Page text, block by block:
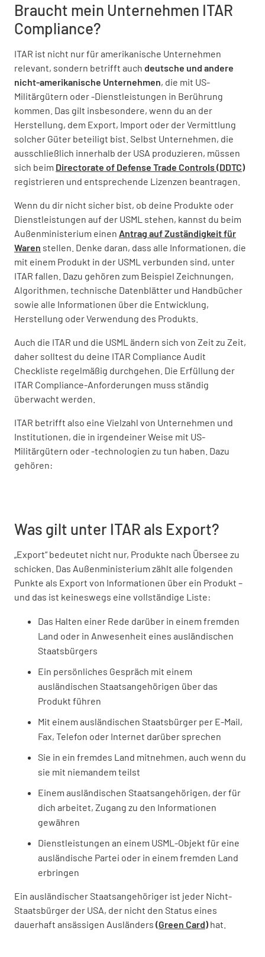
Braucht mein Unternehmen ITAR
Compliance?
ITAR ist nicht nur für amerikanische Unternehmen
relevant, sondern betrifft auch deutsche und andere
nicht-amerikanische Unternehmen, die mit US-
Militärgütern oder -Dienstleistungen in Berührung
kommen. Das gilt insbesondere, wenn du an der
Herstellung, dem Export, Import oder der Vermittlung
solcher Güter beteiligt bist. Selbst Unternehmen, die
ausschließlich innerhalb der USA produzieren, müssen
sich beim Directorate of Defense Trade Controls (DDTC)
registrieren und entsprechende Lizenzen beantragen.
Wenn du dir nicht sicher bist, ob deine Produkte oder
Dienstleistungen auf der USML stehen, kannst du beim
Außenministerium einen Antrag auf Zuständigkeit für
Waren stellen. Denke daran, dass alle Informationen, die
mit einem Produkt in der USML verbunden sind, unter
ITAR fallen. Dazu gehören zum Beispiel Zeichnungen,
Algorithmen, technische Datenblätter und Handbücher
sowie alle Informationen über die Entwicklung,
Herstellung oder Verwendung des Produkts.
Auch die ITAR und die USML ändern sich von Zeit zu Zeit,
daher solltest du deine ITAR Compliance Audit
Checkliste regelmäßig durchgehen. Die Erfüllung der
ITAR Compliance-Anforderungen muss ständig
überwacht werden.
ITAR betrifft also eine Vielzahl von Unternehmen und
Institutionen, die in irgendeiner Weise mit US-
Militärgütern oder -technologien zu tun haben. Dazu
gehören:
Was gilt unter ITAR als Export?
„Export“ bedeutet nicht nur, Produkte nach Übersee zu
schicken. Das Außenministerium zählt alle folgenden
Punkte als Export von Informationen über ein Produkt –
und das ist keineswegs eine vollständige Liste:
Das Halten einer Rede darüber in einem fremden
Land oder in Anwesenheit eines ausländischen
Staatsbürgers
Ein persönliches Gespräch mit einem
ausländischen Staatsangehörigen über das
Produkt führen
Mit einem ausländischen Staatsbürger per E-Mail,
Fax, Telefon oder Internet darüber sprechen
Sie in ein fremdes Land mitnehmen, auch wenn du
sie mit niemandem teilst
Einem ausländischen Staatsangehörigen, der für
dich arbeitet, Zugang zu den Informationen
gewähren
Dienstleistungen an einem USML-Objekt für eine
ausländische Partei oder in einem fremden Land
erbringen
Ein ausländischer Staatsangehöriger ist jeder Nicht-
Staatsbürger der USA, der nicht den Status eines
dauerhaft ansässigen Ausländers (Green Card) hat.